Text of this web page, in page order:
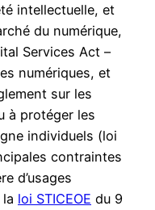
intellectuelle, et
du numérique,
Services Act –
numériques, et
sur les
à protéger les
individuels (loi
contraintes
d’usages
loi STICEOE du 9